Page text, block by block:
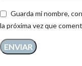
Guarda mi nombre,
la próxima vez que